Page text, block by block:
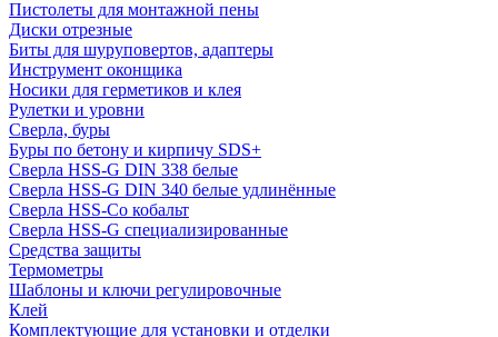
Пистолеты для монтажной пены
Диски отрезные
Биты для шуруповертов, адаптеры
Инструмент оконщика
Носики для герметиков и клея
Рулетки и уровни
Сверла, буры
Буры по бетону и кирпичу SDS+
Сверла HSS-G DIN 338 белые
Сверла HSS-G DIN 340 белые удлинённые
Сверла HSS-Co кобальт
Сверла HSS-G специализированные
Средства защиты
Термометры
Шаблоны и ключи регулировочные
Клей
Комплектующие для установки и отделки